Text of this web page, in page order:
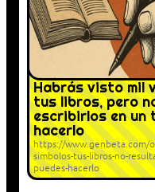
Habrás visto mil
tus libros, pero
escribirlos en un
hacerlo
https://www.genbeta.com/
simbolos-tus-libros-no-
puedes-hacerlo